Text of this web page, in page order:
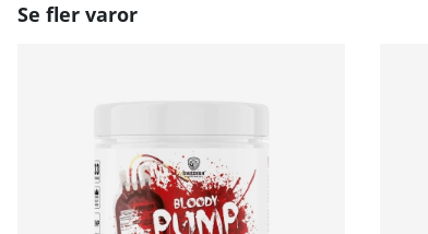
Se fler varor